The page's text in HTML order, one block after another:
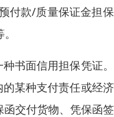
付款/质量保证金担
书面信用担保凭证
某种支付责任或经
交付货物、凭保函